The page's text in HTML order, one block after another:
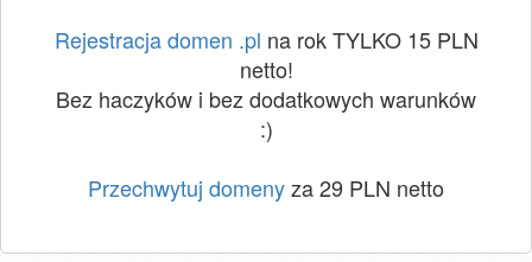
Rejestracja domen .pl na rok TYLKO 15 PLN
netto!
Bez haczyków i bez dodatkowych warunków
:)
Przechwytuj domenyza 29 PLN netto